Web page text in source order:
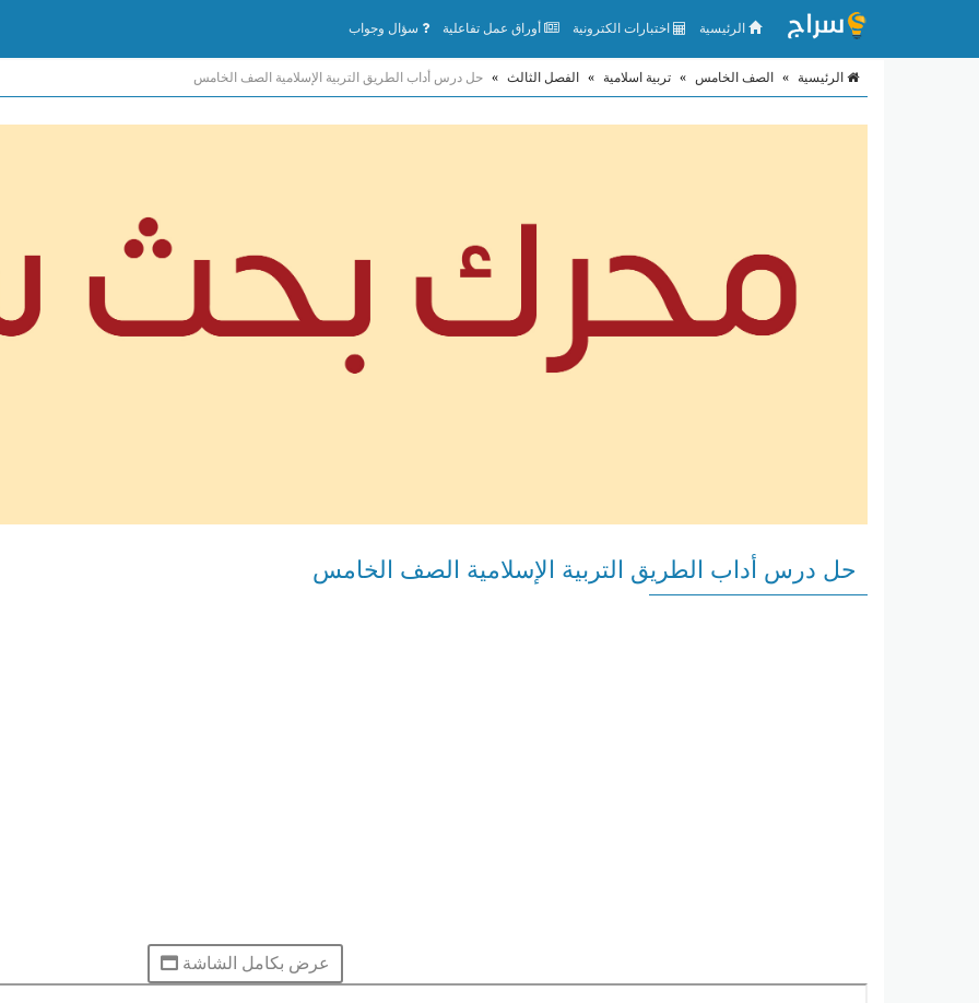
الرئيسية اختبارات الكترونية أوراق عمل تفاعلية سؤال وجواب
الرئيسية » الصف الخامس » تربية اسلامية » الفصل الثالث » حل درس أداب الطريق التربية الإسلامية الصف الخامس
حل درس أداب الطريق التربية الإسلامية الصف الخامس
عرض بكامل الشاشة